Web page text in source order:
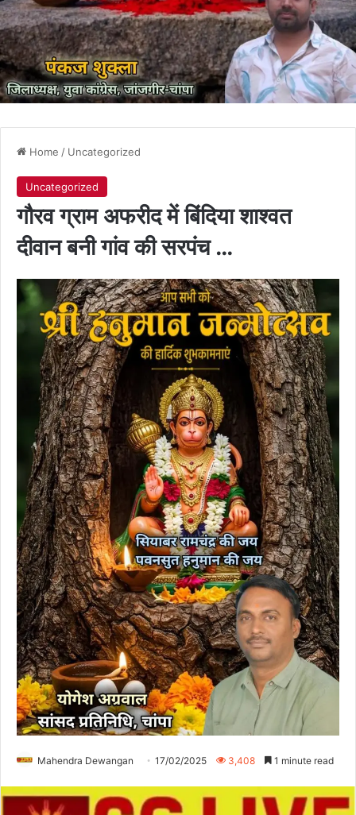
Home / Uncategorized
Uncategorized
गौरव ग्राम अफरीद में बिंदिया शाश्वत
दीवान बनी गांव की सरपंच …
Mahendra Dewangan 17/02/2025 3,408 1 minute read